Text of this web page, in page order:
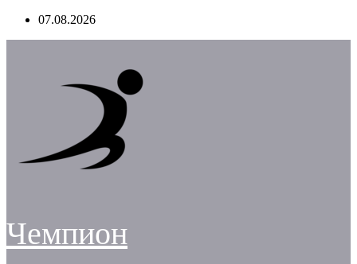
Перейти07.08.2026
Чемпион